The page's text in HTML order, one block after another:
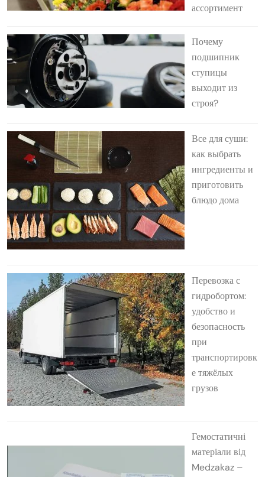
ассортимент
Почему
подшипник
ступицы
выходит из
строя?
Все для суши:
как выбрать
ингредиенты и
приготовить
блюдо дома
Перевозка с
гидробортом:
удобство и
безопасность
при
транспортировк
е тяжёлых
грузов
Гемостатичні
матеріали від
Medzakaz –